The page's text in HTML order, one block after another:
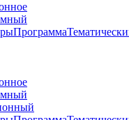
Программа